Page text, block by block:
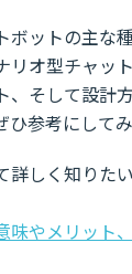
ボットの主な
リオ型チャッ
、そして設計
参考にして
詳しく知りた
味やメリット